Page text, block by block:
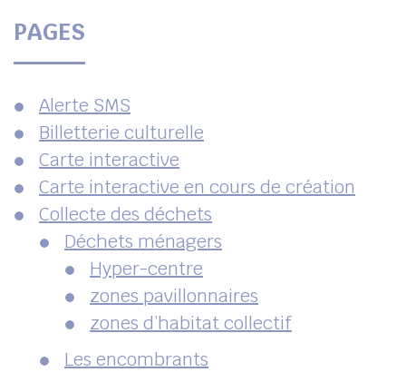
PAGES
Alerte SMS
Billetterie culturelle
Carte interactive
Carte interactive en cours de création
Collecte des déchets
Déchets ménagers
Hyper-centre
zones pavillonnaires
zones d’habitat collectif
Les encombrants